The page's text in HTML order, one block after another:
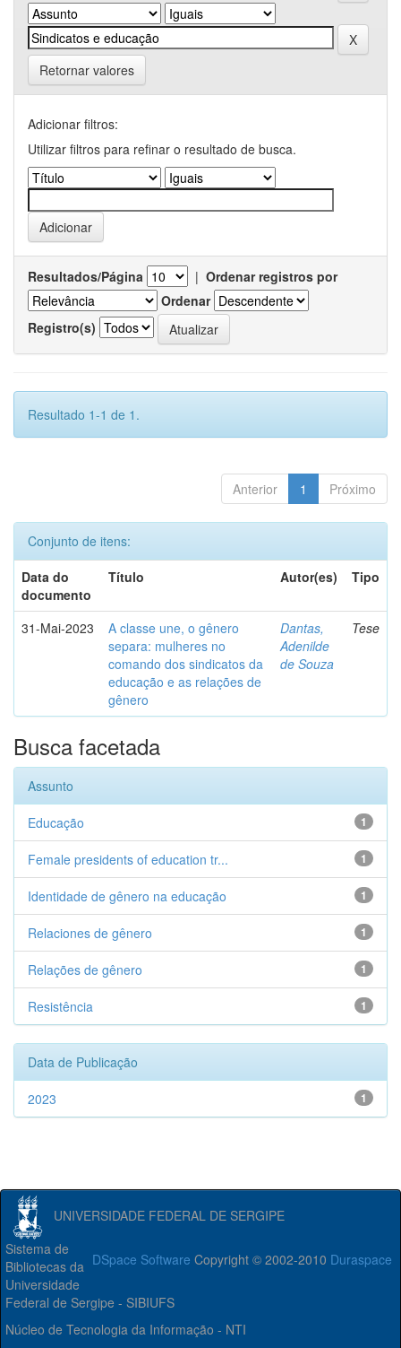
Retornar valores
Adicionar filtros:
Utilizar filtros para refinar o resultado de busca.
Resultados/Página | Ordenar registros por
Ordenar
Registro(s)
Resultado 1-1 de 1.
Anterior 1 Próximo
Conjunto de itens:
Data do
documento
Título Autor(es) Tipo
31-Mai-2023
A classe une, o gênero
separa: mulheres no
comando dos sindicatos da
educação e as relações de
gênero
Dantas,
Adenilde
de Souza
Tese
Busca facetada
Assunto
1
Educação
1
Female presidents of education tr...
1
Identidade de gênero na educação
1
Relaciones de gênero
1
Relações de gênero
1
Resistência
Data de Publicação
1
2023
UNIVERSIDADE FEDERAL DE SERGIPE
DSpace Software Copyright © 2002-2010 Duraspace
Sistema de
Bibliotecas da
Universidade
Federal de Sergipe - SIBIUFS
Núcleo de Tecnologia da Informação - NTI